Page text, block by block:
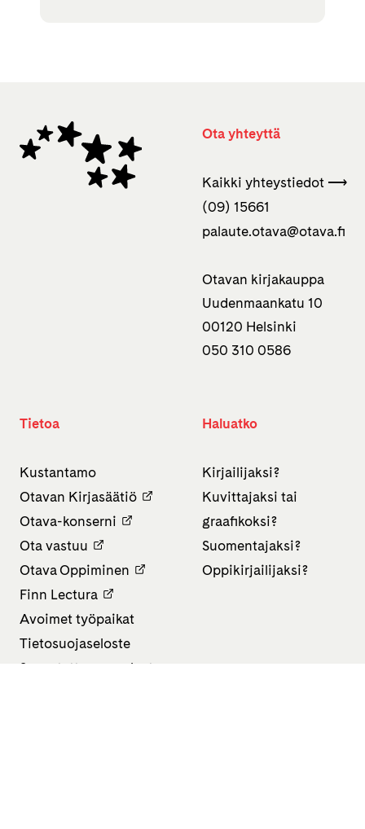
Ota yhteyttä
Kaikki yhteystiedot ⟶
(09) 15661
palaute.otava­@otava.fi
Otavan kirjakauppa
Uudenmaankatu 10
00120 Helsinki
050 310 0586
Tietoa
Kustantamo
Otavan Kirjasäätiö
Otava-konserni
Ota vastuu
Otava Oppiminen
Finn Lectura
Avoimet työpaikat
Tietosuojaseloste
Saavutettavuusseloste
Haluatko
Kirjailijaksi?
Kuvittajaksi tai
graafikoksi?
Suomentajaksi?
Oppikirjailijaksi?